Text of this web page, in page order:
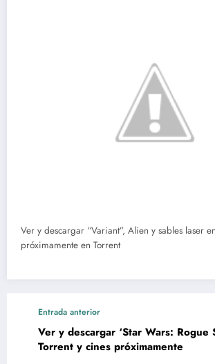
Ver y descargar “Variant”, Alien y sables laser
próximamente en Torrent
Entrada anterior
Ver y descargar ‘Star Wars: Rogue
Torrent y cines próximamente